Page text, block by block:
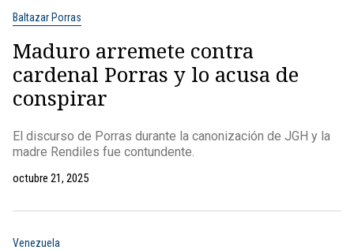
Baltazar Porras
Maduro arremete contra
cardenal Porras y lo acusa de
conspirar
El discurso de Porras durante la canonización de JGH y la
madre Rendiles fue contundente.
octubre 21, 2025
Venezuela